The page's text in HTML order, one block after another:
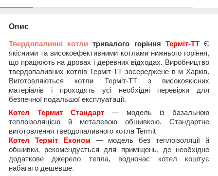
Опис
Твердопаливні котли тривалого горіння Терміт-ТТЄ
якісними та високоефективними котлами нижнього горіння,
що працюють на дровах і деревних відходах. Виробництво
твердопаливних котлів Терміт-ТТ зосереджене в м Харків.
Виготовляються котли Терміт-ТТ з високоякісних
матеріалів і проходять усі необхідні перевірки для
безпечної подальшої експлуатації.
Котел Термит Стандарт— модель із базальною
теплоізоляцією й металевою обшивкою. Стандартне
виготовлення твердопаливного котла Termit
Котел Терміт Економ — модель без теплоізоляції й
обшивки, рекомендується для приміщень, де необхідне
додаткове джерело тепла, водночас котел коштує
набагато дешевше.